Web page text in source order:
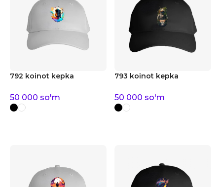
792 koinot kepka
50 000 so'm
793 koinot kepka
50 000 so'm